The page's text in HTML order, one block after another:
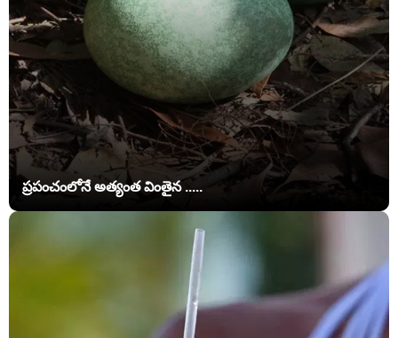
ప్రపంచంలోనే అత్యంత వింతైన .....